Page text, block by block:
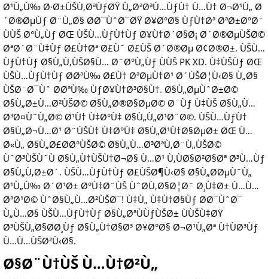
Ø¹Ù„Ù‰ Ø·Ø±ÙŠÙ‚ØªÙƒØŸ Ù„ØªØªÙ…ÙƒÙ† Ù…Ù† Ø¬Ø¹Ù„ Ø
´Ø®ØµÙƒ Ø¨Ù„Ø§ Ø­Ø¯ÙˆØ¯ØŸ Ø¥Ø°Ø§ ÙƒÙ†Øª ØªØ±ØºØ¨
ÙÙŠ Ø°Ù„Ùƒ ØŒ ÙŠÙ…ÙƒÙ†Ùƒ Ø¥Ù†Ø´Ø§Ø¡ Ø´Ø®ØµÙŠØ©
ØªØ´Ø¨Ù‡Ùƒ Ø£Ù†Øª Ø£Ùˆ Ø£ÙŠ Ø´Ø®Øµ Ø¢Ø®Ø±. ÙŠÙ…
ÙƒÙ†Ùƒ Ø§Ù„Ù‚ÙŠØ§Ù… Ø¨Ø°Ù„Ùƒ ÙÙŠ PK XD. Ù‡ÙŠÙƒ ØŒ
ÙŠÙ…ÙƒÙ†Ùƒ Ø­ØªÙ‰ Ø£Ù† ØªØµÙ†Ø¹ Ø´ÙŠØ¦Ù‹Ø§ Ù„Ø§
ÙŠØ¨Ø¯Ùˆ Ø­ØªÙ‰ ÙƒØ¥Ù†Ø³Ø§Ù†. Ø§Ù„ØµÙˆØ±Ø©
Ø§Ù„Ø±Ù…Ø²ÙŠØ© Ø§Ù„Ø®Ø§ØµØ© Ø¨Ùƒ Ù‡ÙŠ Ø§Ù„Ù…
Ø³Ø¤ÙˆÙ„Ø© Ø¹Ù† Ù‡Ø°Ù‡ Ø§Ù„Ù„Ø¹Ø¨Ø©. ÙŠÙ…ÙƒÙ†
Ø§Ù„Ø¬Ù…Ø¹ Ø¨ÙŠÙ† Ù‡Ø°Ù‡ Ø§Ù„Ø¹Ù†Ø§ØµØ± ØŒ Ù…
Ø«Ù„ Ø§Ù„Ø£Ø­Ø°ÙŠØ© Ø§Ù„Ù…Ø³ØªÙ‚Ø¨Ù„ÙŠØ©
ÙˆØ³ÙŠÙˆÙ Ø§Ù„Ù†ÙŠÙ†Ø¬Ø§ Ù…Ø¹ Ù‚ÙØ§Ø²Ø§Øª Ø³Ù…Ùƒ
Ø§Ù„Ù‚Ø±Ø´. ÙŠÙ…ÙƒÙ†Ùƒ Ø£ÙŠØ¶Ù‹Ø§ Ø§Ù„Ø­ØµÙˆÙ„
Ø¹Ù„Ù‰ Ø´Ø¹Ø± Ø°Ù‡Ø¨ÙŠ ÙˆØ­Ù‚Ø§Ø¦Ø¨ Ø¸Ù‡Ø± Ù…Ù…
ØªØ¹Ø© ÙˆØ§Ù„Ù…Ø²ÙŠØ¯! Ù‡Ù„ Ù‡Ù†Ø§Ùƒ Ø­Ø¯ÙˆØ¯
Ù„Ù…Ø§ ÙŠÙ…ÙƒÙ†Ùƒ Ø§Ù„ØªÙÙƒÙŠØ± ÙÙŠÙ‡ØŸ
Ø³ÙŠÙ„Ø§Ø­Ø¸Ùƒ Ø§Ù„Ù†Ø§Ø³ Ø¥Ø°Ø§ Ø¬Ø¹Ù„Øª Ù†ÙØ³Ùƒ
Ù…Ù…ÙŠØ²Ù‹Ø§.
Ø§Ø¨Ù†ÙŠ Ù…Ù†Ø²Ù„